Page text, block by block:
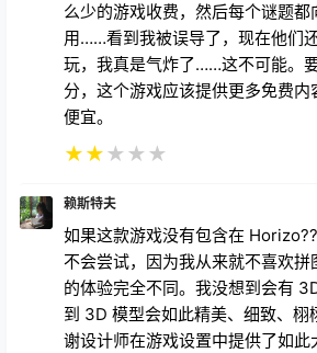
么少的游戏收费，然后每个谜题都
用……看到我被误导了，现在他们
玩，我真是气炸了……这不可能。
分，这个游戏应该提供更多免费内
便宜。
★★★ ★ ★
赖斯特夫
如果这款游戏没有包含在
不会尝试，因为我从来就不喜欢
的体验完全不同。我没想到会有
到 3D 模型会如此精美、细致、栩
谢设计师在游戏设置中提供了如此